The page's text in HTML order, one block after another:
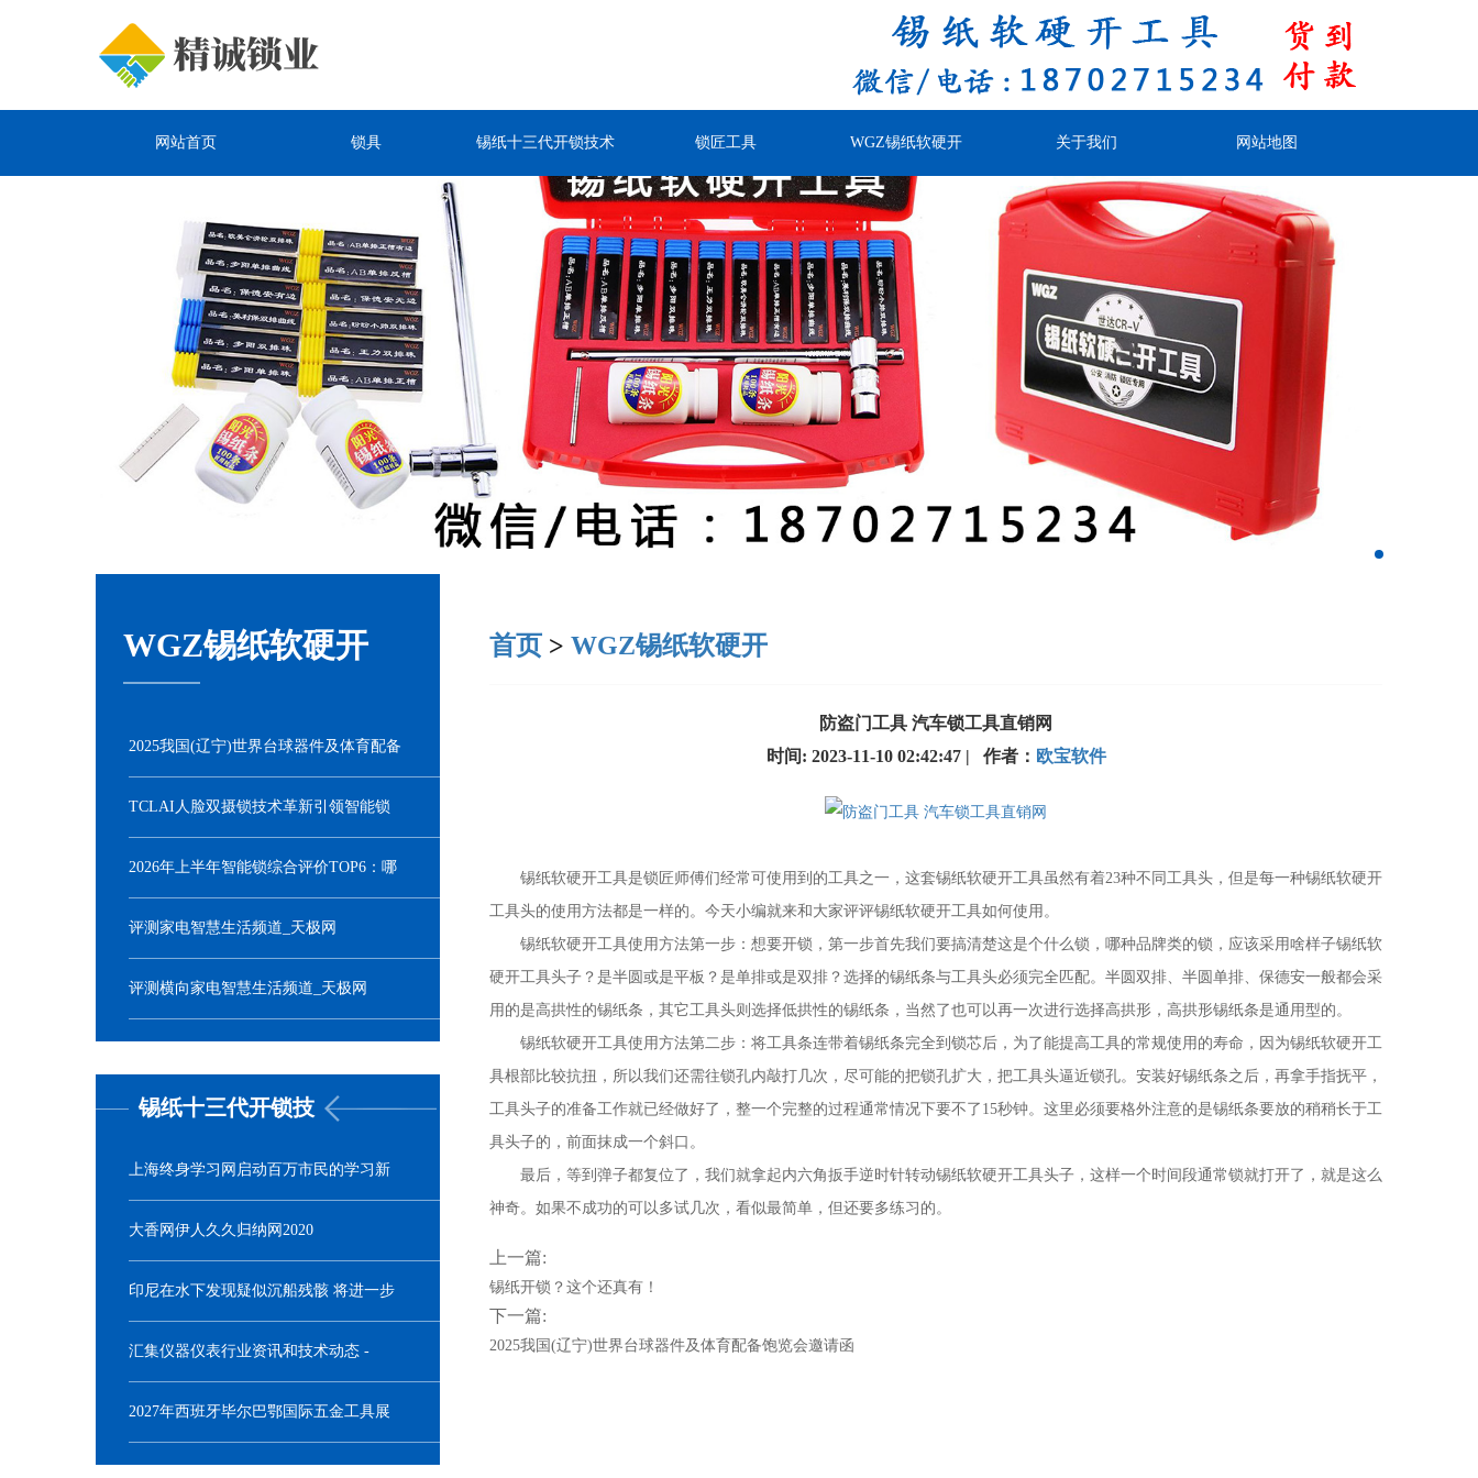
网站首页 锁具 锡纸十三代开锁技术 锁匠工具 WGZ锡纸软硬开 关于我们 网站地图
WGZ锡纸软硬开
2025我国(辽宁)世界台球器件及体育配备
饱览会邀请函
TCLAI人脸双摄锁技术革新引领智能锁
行业突破
2026年上半年智能锁综合评价TOP6：哪
些品牌值得推荐？
评测家电智慧生活频道_天极网
评测横向家电智慧生活频道_天极网
锡纸十三代开锁技
术
上海终身学习网启动百万市民的学习新
时代！
大香网伊人久久归纳网2020
印尼在水下发现疑似沉船残骸 将进一步
查看承认
汇集仪器仪表行业资讯和技术动态 -
OFweek仪器仪表网
2027年西班牙毕尔巴鄂国际五金工具展
首页 > WGZ锡纸软硬开
防盗门工具 汽车锁工具直销网
时间: 2023-11-10 02:42:47 | 作者： 欧宝软件
锡纸软硬开工具是锁匠师傅们经常可使用到的工具之一，这套锡纸软硬开工具虽然有着23种不同工具头，但是每一种锡纸软硬开
工具头的使用方法都是一样的。今天小编就来和大家评评锡纸软硬开工具如何使用。
锡纸软硬开工具使用方法第一步：想要开锁，第一步首先我们要搞清楚这是个什么锁，哪种品牌类的锁，应该采用啥样子锡纸软
硬开工具头子？是半圆或是平板？是单排或是双排？选择的锡纸条与工具头必须完全匹配。半圆双排、半圆单排、保德安一般都会采
用的是高拱性的锡纸条，其它工具头则选择低拱性的锡纸条，当然了也可以再一次进行选择高拱形，高拱形锡纸条是通用型的。
锡纸软硬开工具使用方法第二步：将工具条连带着锡纸条完全到锁芯后，为了能提高工具的常规使用的寿命，因为锡纸软硬开工
具根部比较抗扭，所以我们还需往锁孔内敲打几次，尽可能的把锁孔扩大，把工具头逼近锁孔。安装好锡纸条之后，再拿手指抚平，
工具头子的准备工作就已经做好了，整一个完整的过程通常情况下要不了15秒钟。这里必须要格外注意的是锡纸条要放的稍稍长于工
具头子的，前面抹成一个斜口。
最后，等到弹子都复位了，我们就拿起内六角扳手逆时针转动锡纸软硬开工具头子，这样一个时间段通常锁就打开了，就是这么
神奇。如果不成功的可以多试几次，看似最简单，但还要多练习的。
上一篇:
锡纸开锁？这个还真有！
下一篇:
2025我国(辽宁)世界台球器件及体育配备饱览会邀请函